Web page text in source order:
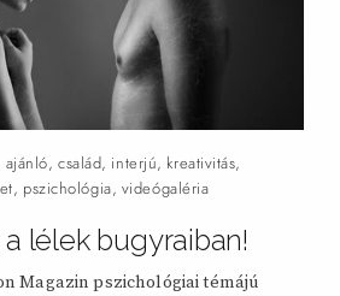
ajánló, család, interjú, kreativitás,
, pszichológia, videógaléria
lélek bugyraiban!
Magazin pszichológiai témájú